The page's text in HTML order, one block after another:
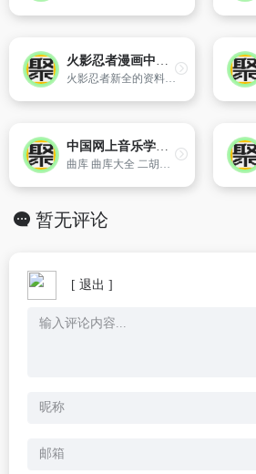
火影忍者漫画中文网
火影忍者新全的资料尽在全球大的火影忍者漫画中文网,火影忍者漫画,火影忍者大结局,火影忍者637集
中国网上音乐学院曲库大全
曲库 曲库大全 二胡名曲 古筝名曲 扬琴名曲 笛子名曲 钢琴名曲 小提琴名曲 大提琴名曲 歌剧名曲 世界名曲 流行歌曲 单簧管名曲 双簧管名曲 唢呐名曲 萨克斯名曲 电子琴名曲 吉它名曲 京剧名曲 越剧名曲 板胡名曲 高胡名曲 琵琶名曲 马头琴名曲 口琴名曲 木琴名曲 萧名曲 竖琴名曲 古琴名曲 笙名曲 圆号名曲 小号名
暂无评论
[ 退出 ]